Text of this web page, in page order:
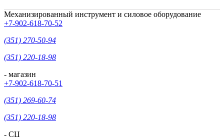
Механизированный инструмент и силовое оборудование
+7-902-618-70-52
(351) 270-50-94
(351) 220-18-98
- магазин
+7-902-618-70-51
(351) 269-60-74
(351) 220-18-98
- СЦ